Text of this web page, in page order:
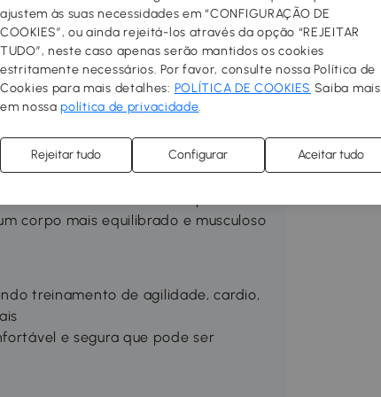
e levar um estilo de vida ativo.
isso de casa. Chega de taxas
ou se o tempo estiver bom, só
ficar em forma e saudável.
de 8kg. Ao usar
ficarão visivelmente mais
tonificados e mais definidos devido
ficarão mais firmes e sua postura
corpo mais equilibrado e musculoso
treinamento de agilidade, cardio,
e segura que pode ser
ajustem às suas necessidades em “CONFIGURAÇÃO DE
COOKIES”, ou ainda rejeitá-los através da opção “REJEITAR
TUDO”, neste caso apenas serão mantidos os cookies
estritamente necessários. Por favor, consulte nossa Política de
Cookies para mais detalhes: POLÍTICA DE COOKIES Saiba mais
em nossapolítica de privacidade.
Rejeitar tudo Configurar Aceitar tudo